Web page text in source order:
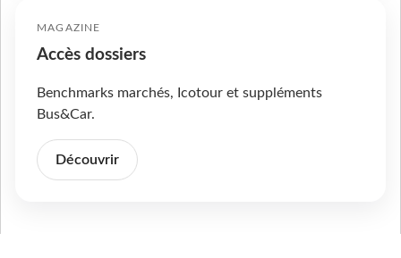
MAGAZINE
Accès dossiers
Benchmarks marchés, Icotour et suppléments
Bus&Car.
Découvrir